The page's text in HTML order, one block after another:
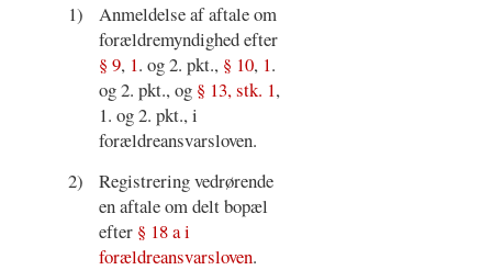
1)
Anmeldelse af aftale om
forældremyndighed efter
§ 9, 1. og 2. pkt., § 10, 1.
og 2. pkt., og § 13, stk. 1,
1. og 2. pkt., i
forældreansvarsloven.
2)
Registrering vedrørende
en aftale om delt bopæl
efter § 18 a i
forældreansvarsloven.